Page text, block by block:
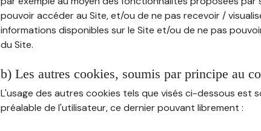
pouvoir accéder au Site, et/ou de ne pas recevoir /
informations disponibles sur le Site et/ou de ne pas
du Site.
b) Les autres cookies, soumis par principe au
L'usage des autres cookies tels que visés ci-dessous est
préalable de l'utilisateur, ce dernier pouvant librement :